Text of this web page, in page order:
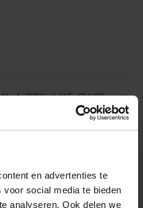
en advertenties te
social media te bieden
analyseren. Ook delen we
4-ZITS JUKE OKER
materiaal een luxe
zitervaring. Let op: Bij de
van de stofstaa...